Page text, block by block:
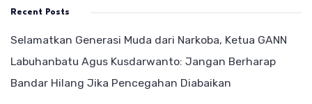
Recent Posts
Selamatkan Generasi Muda dari Narkoba, Ketua GANN
Labuhanbatu Agus Kusdarwanto: Jangan Berharap
Bandar Hilang Jika Pencegahan Diabaikan